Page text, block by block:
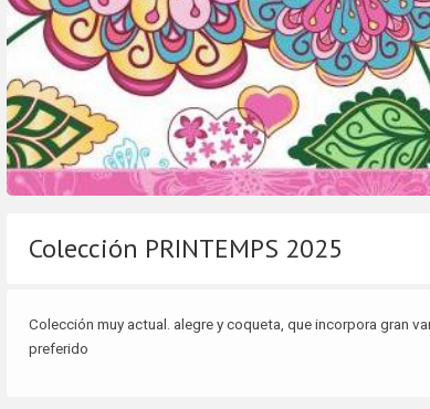
Colección PRINTEMPS 2025
Colección muy actual. alegre y coqueta, que incorpora gran
preferido